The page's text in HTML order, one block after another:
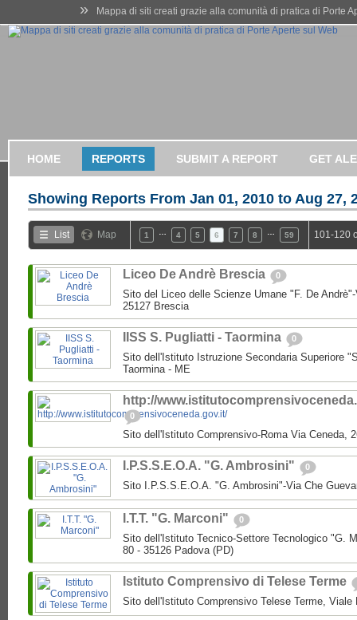
» Mappa di siti creati grazie alla comunità di pratica di Porte
HOME REPORTS SUBMIT A REPORT GET
Showing Reports From Jan 01, 2010 to Aug 27,
List Map 1 4 5 6 7 8 59 101-120
Liceo De Andrè Brescia 0
Sito del Liceo delle Scienze Umane "F. De
25127 Brescia
IISS S. Pugliatti - Taormina 0
Sito dell'Istituto Istruzione Secondaria Superiore
Taormina - ME
http://
0
Sito dell'Istituto Comprensivo-Roma Via Ceneda,
I.P.S.S.E.O.A. "G. Ambrosini" 0
Sito I.P.S.S.E.O.A. "G. Ambrosini"-Via Che
I.T.T. "G. Marconi" 0
Sito dell'Istituto Tecnico-Settore Tecnologico "G.
80 - 35126 Padova (PD)
Istituto Comprensivo di Telese Terme
Sito dell'Istituto Comprensivo Telese Terme, Viale